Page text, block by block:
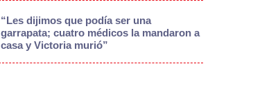
“Les dijimos que podía ser una
garrapata; cuatro médicos la mandaron a
casa y Victoria murió”